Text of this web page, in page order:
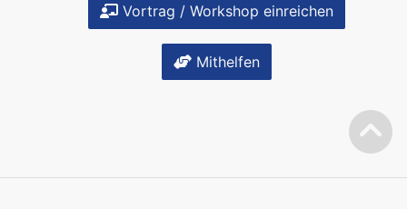
Vortrag / Workshop einreichen
Mithelfen